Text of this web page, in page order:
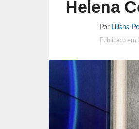
Helena
Por Liliana
Publicado em